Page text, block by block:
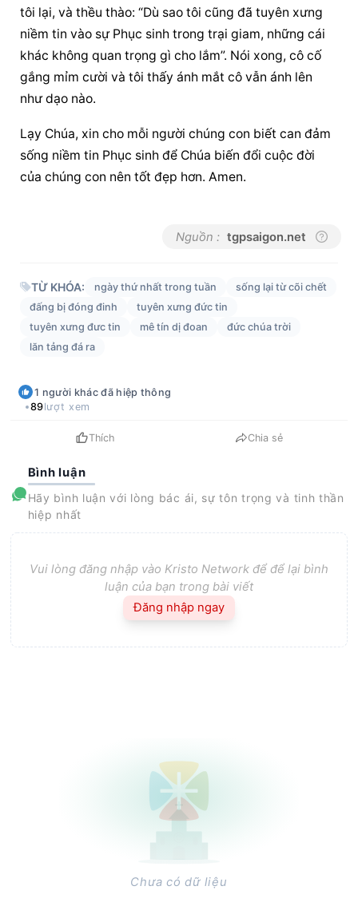
tôi lại, và thều thào: “Dù sao tôi cũng đã tuyên xưng
niềm tin vào sự Phục sinh trong trại giam, những cái
khác không quan trọng gì cho lắm”. Nói xong, cô cố
gắng mỉm cười và tôi thấy ánh mắt cô vẫn ánh lên
như dạo nào.
Lạy Chúa, xin cho mỗi người chúng con biết can đảm
sống niềm tin Phục sinh để Chúa biến đổi cuộc đời
của chúng con nên tốt đẹp hơn. Amen.
Nguồn : tgpsaigon.net
TỪ KHÓA: ngày thứ nhất trong tuần
sống lại từ cõi chết
đấng bị đóng đinh
tuyên xưng đức tin
tuyên xưng đưc tin
mê tín dị đoan
đức chúa trời
lăn tảng đá ra
1 người khác đã hiệp thông
89lượt xem
Thích Chia sẻ
Bình luận
Hãy bình luận với lòng bác ái, sự tôn trọng và tinh thần
hiệp nhất
Vui lòng đăng nhập vào Kristo Network để để lại bình
luận của bạn trong bài viết
Đăng nhập ngay
Chưa có dữ liệu